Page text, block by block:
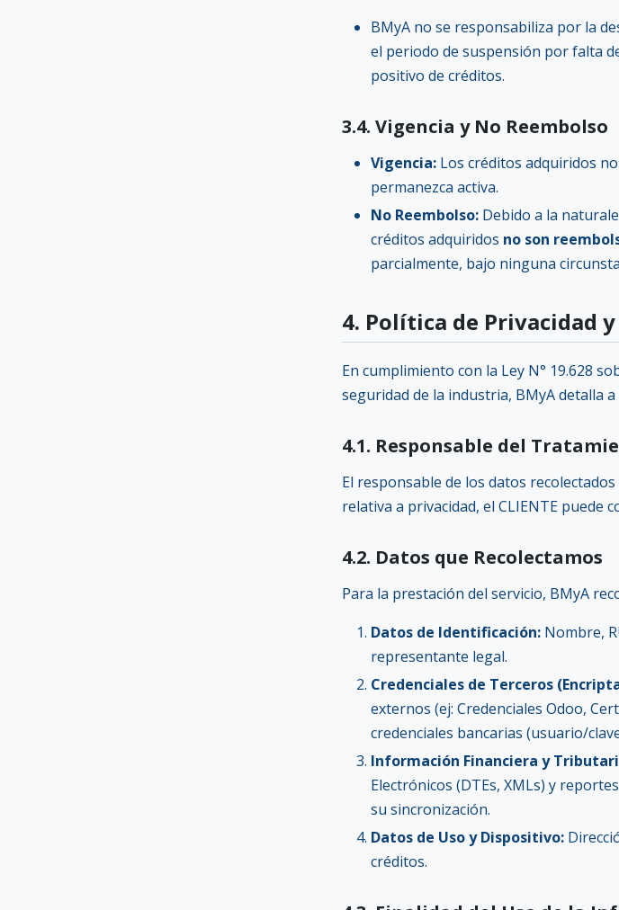
BMyA no se responsabiliza por la
el periodo de suspensión por falta
positivo de créditos.
3.4. Vigencia y No Reembolso
Vigencia: Los créditos adquiridos
permanezca activa.
No Reembolso: Debido a la
créditos adquiridos no son
parcialmente, bajo ninguna
4. Política de Privacidad
En cumplimiento con la Ley N° 19.628
seguridad de la industria, BMyA detalla
4.1. Responsable del
El responsable de los datos recolectados
relativa a privacidad, el CLIENTE puede
4.2. Datos que Recolectamos
Para la prestación del servicio, BMyA
Datos de Identificación: Nombre,
representante legal.
Credenciales de Terceros
externos (ej: Credenciales Odoo,
credenciales bancarias (usuario/
Información Financiera y
Electrónicos (DTEs, XMLs) y
su sincronización.
Datos de Uso y Dispositivo:
créditos.